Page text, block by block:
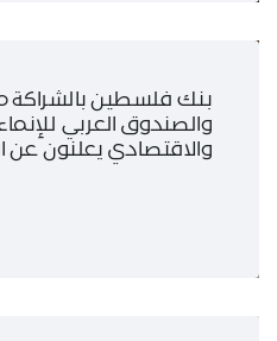
بنك فلسطين بالشراكة
والصندوق العربي
والاقتصادي يعلنون عن